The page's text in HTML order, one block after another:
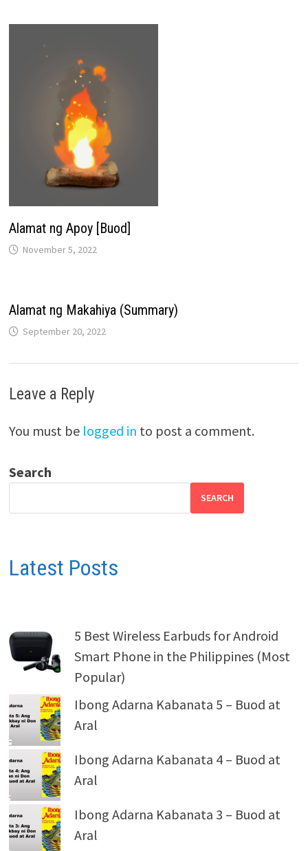
Alamat ng Apoy [Buod]
November 5, 2022
Alamat ng Makahiya (Summary)
September 20, 2022
Leave a Reply
You must be logged in to post a comment.
Search
SEARCH
Latest Posts
5 Best Wireless Earbuds for Android
Smart Phone in the Philippines (Most
Popular)
Ibong Adarna Kabanata 5 – Buod at
Aral
Ibong Adarna Kabanata 4 – Buod at
Aral
Ibong Adarna Kabanata 3 – Buod at
Aral